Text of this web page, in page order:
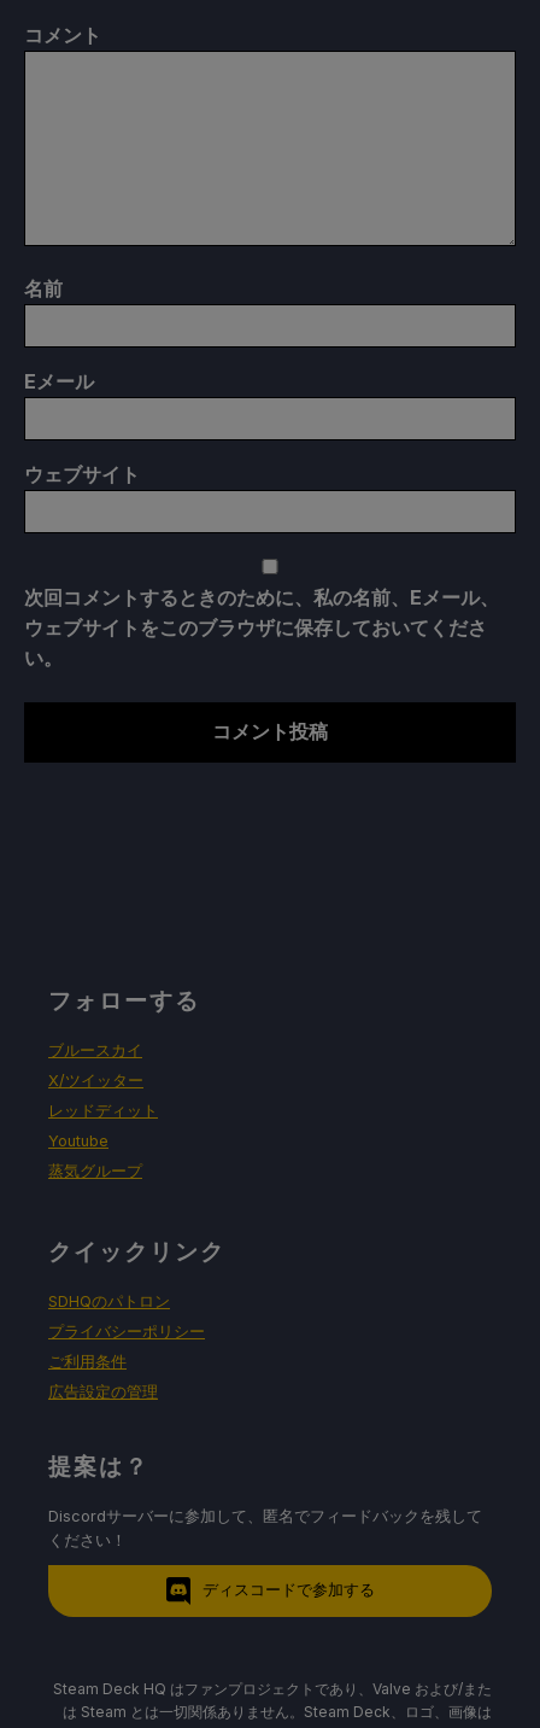
コメント
名前
E メール
ウェブサイト
次回コメントするときのために、私の名前、Eメール、
ウェブサイトをこのブラウザに保存しておいてくださ
い。
フォローする
ブルースカイ
X/ツイッター
レッドディット
Youtube
蒸気グループ
クイックリンク
SDHQのパトロン
プライバシーポリシー
ご利用条件
広告設定の管理
提案は？
Discordサーバーに参加して、匿名でフィードバックを残して
ください！
ディスコードで参加する
Steam Deck HQ はファンプロジェクトであり、Valve および/また
は Steam とは一切関係ありません。Steam Deck、ロゴ、画像は